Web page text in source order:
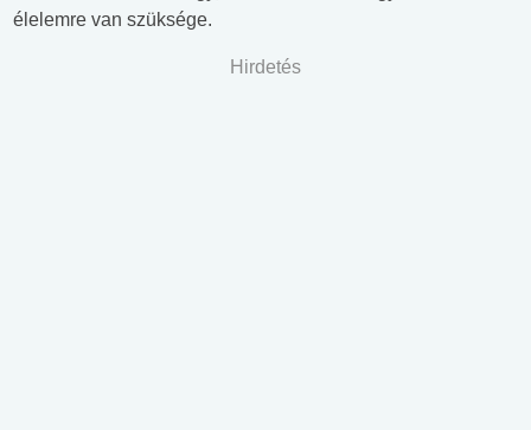
élelemre van szüksége.
Hirdetés